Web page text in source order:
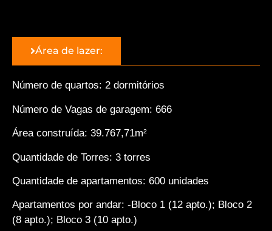
Área de lazer:
Número de quartos: 2 dormitórios
Número de Vagas de garagem: 666
Área construída: 39.767,71m²
Quantidade de Torres: 3 torres
Quantidade de apartamentos: 600 unidades
Apartamentos por andar: -Bloco 1 (12 apto.); Bloco 2
(8 apto.); Bloco 3 (10 apto.)